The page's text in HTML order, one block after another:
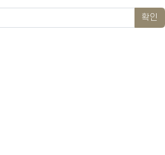
확인